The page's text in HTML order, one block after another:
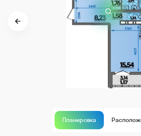
Планировка